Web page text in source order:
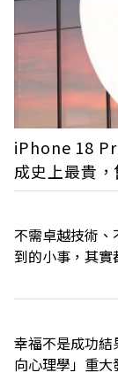
iPhone 18
成史上最貴
不需卓越技術
到的小事，其實
幸福不是成功
向心理學」重